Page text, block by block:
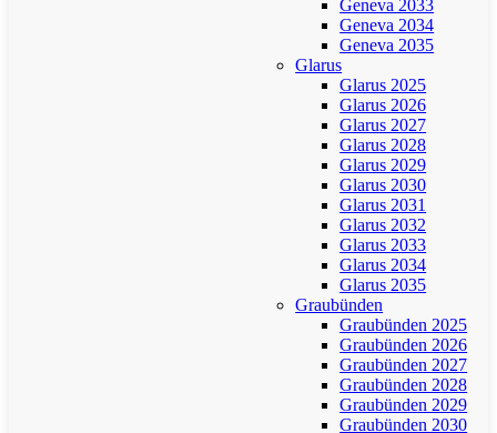
Geneva 2033
Geneva 2034
Geneva 2035
Glarus
Glarus 2025
Glarus 2026
Glarus 2027
Glarus 2028
Glarus 2029
Glarus 2030
Glarus 2031
Glarus 2032
Glarus 2033
Glarus 2034
Glarus 2035
Graubünden
Graubünden 2025
Graubünden 2026
Graubünden 2027
Graubünden 2028
Graubünden 2029
Graubünden 2030